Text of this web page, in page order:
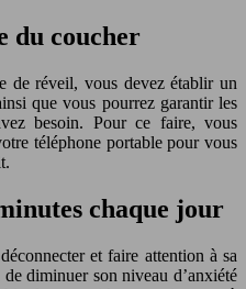
du coucher
de réveil, vous devez établir un
que vous pourrez garantir les
besoin. Pour ce faire, vous
téléphone portable pour vous
chaque jour
et faire attention à sa
diminuer son niveau d’anxiété